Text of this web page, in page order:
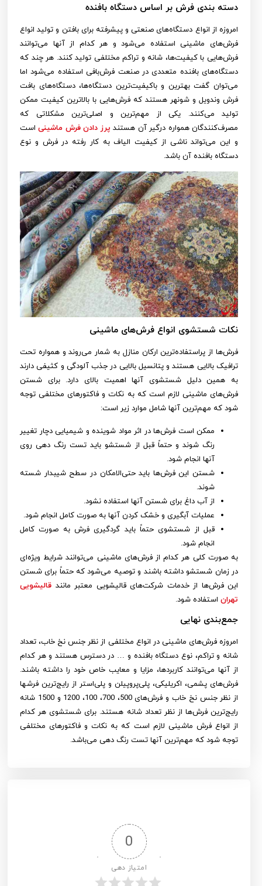
دسته بندی فرش بر اساس دستگاه بافنده
امروزه از انواع دستگاه‌های صنعتی و پیشرفته برای بافتن و تولید انواع
فرش‌های ماشینی استفاده می‌شود و هر کدام از آنها می‌توانند
فرش‌هایی با کیفیت‌ها، شانه و تراکم مختلفی تولید کنند. هر چند که
دستگاه‌های بافنده متعددی در صنعت فرش‌بافی استفاده می‌شود اما
می‌توان گفت بهترین و باکیفیت‌ترین دستگاه‌ها، دستگاه‌های بافت
فرش وندویل و شونهر هستند که فرش‌هایی با بالاترین کیفیت ممکن
تولید می‌کنند. یکی از مهم‌ترین و اصلی‌ترین مشکلاتی که
مصرف‌کنندگان همواره درگیر آن هستند پرز دادن فرش ماشینیاست
و این می‌تواند ناشی از کیفیت الیاف به کار رفته در فرش و نوع
دستگاه بافنده آن باشد.
نکات شستشوی انواع فرش‌های ماشینی
فرش‌ها از پراستفاده‌ترین ارکان منازل به شمار می‌روند و همواره تحت
ترافیک بالایی هستند و پتانسیل بالایی در جذب آلودگی و کثیفی دارند
به همین دلیل شستشوی آنها اهمیت بالای دارد. برای شستن
فرش‌های ماشینی لازم است که به نکات و فاکتورهای مختلفی توجه
شود که مهم‌ترین آنها شامل موارد زیر است:
ممکن است فرش‌ها در اثر مواد شوینده و شیمیایی دچار تغییر
رنگ شوند و حتماً قبل از شستشو باید تست رنگ دهی روی
آنها انجام شود.
شستن این فرش‌ها باید حتی‌الامکان در سطح شیبدار شسته
شوند.
از آب داغ برای شستن آنها استفاده نشود.
عملیات آبگیری و خشک کردن آنها به صورت کامل انجام شود.
قبل از شستشوی حتماً باید گردگیری فرش به صورت کامل
انجام شود.
به صورت کلی هر کدام از فرش‌های ماشینی می‌توانند شرایط ویژه‌ای
در زمان شستشو داشته باشند و توصیه می‌شود که حتماً برای شستن
این فرش‌ها از خدمات شرکت‌های قالیشویی معتبر مانند قالیشویی
تهران استفاده شود.
جمع‌بندی نهایی
امروزه فرش‌های ماشینی در انواع مختلفی از نظر جنس نخ خاب، تعداد
شانه و تراکم، نوع دستگاه بافنده و … در دسترس هستند و هر کدام
از آنها می‌توانند کاربردها، مزایا و معایب خاص خود را داشته باشند.
فرش‌های پشمی، اکریلیکی، پلی‌پروپیلن و پلی‌استر از رایج‌ترین فرشها
از نظر جنس نخ خاب و فرش‌های 500، 700، 100، 1200 و 1500 شانه
رایج‌ترین فرش‌ها از نظر تعداد شانه هستند. برای شستشوی هر کدام
از انواع فرش ماشینی لازم است که به نکات و فاکتورهای مختلفی
توجه شود که مهم‌ترین آنها تست رنگ دهی می‌باشد.
0
امتیاز دهی